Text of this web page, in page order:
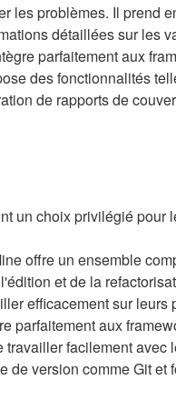
les problèmes. Il prend
détaillées sur les
parfaitement aux
des fonctionnalités
de rapports de
un choix privilégié pour
offre un ensemble
et de la
efficacement sur leurs
parfaitement aux
facilement avec
de version comme Git et